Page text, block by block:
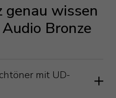
genau wissen
Bronze
mit UD-